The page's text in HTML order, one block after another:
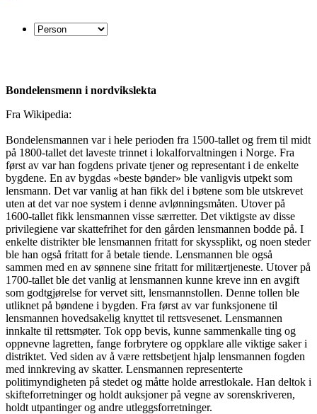
Bondelensmenn i nordvikslekta
Fra Wikipedia:
Bondelensmannen var i hele perioden fra 1500-tallet og frem til midt
på 1800-tallet det laveste trinnet i lokalforvaltningen i Norge. Fra
først av var han fogdens private tjener og representant i de enkelte
bygdene. En av bygdas «beste bønder» ble vanligvis utpekt som
lensmann. Det var vanlig at han fikk del i bøtene som ble utskrevet
uten at det var noe system i denne avlønningsmåten. Utover på
1600-tallet fikk lensmannen visse særretter. Det viktigste av disse
privilegiene var skattefrihet for den gården lensmannen bodde på. I
enkelte distrikter ble lensmannen fritatt for skyssplikt, og noen steder
ble han også fritatt for å betale tiende. Lensmannen ble også
sammen med en av sønnene sine fritatt for militærtjeneste. Utover på
1700-tallet ble det vanlig at lensmannen kunne kreve inn en avgift
som godtgjørelse for vervet sitt, lensmannstollen. Denne tollen ble
utliknet på bøndene i bygden. Fra først av var funksjonene til
lensmannen hovedsakelig knyttet til rettsvesenet. Lensmannen
innkalte til rettsmøter. Tok opp bevis, kunne sammenkalle ting og
oppnevne lagretten, fange forbrytere og oppklare alle viktige saker i
distriktet. Ved siden av å være rettsbetjent hjalp lensmannen fogden
med innkreving av skatter. Lensmannen representerte
politimyndigheten på stedet og måtte holde arrestlokale. Han deltok i
skifteforretninger og holdt auksjoner på vegne av sorenskriveren,
holdt utpantinger og andre utleggsforretninger.